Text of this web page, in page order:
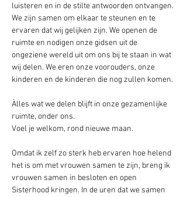
luisteren en in de stilte antwoorden ontvangen.
We zijn samen om elkaar te steunen en te
ervaren dat wij gelijken zijn. We openen de
ruimte en nodigen onze gidsen uit de
ongeziene wereld uit om ons bij te staan in wat
wij delen. We eren onze voorouders, onze
kinderen en de kinderen die nog zullen komen.
Àlles wat we delen blijft in onze gezamenlijke
ruimte, onder ons.
Voel je welkom, rond nieuwe maan.
Omdat ik zelf zo sterk heb ervaren hoe helend
het is om met vrouwen samen te zijn, breng ik
vrouwen samen in besloten en open
Sisterhood kringen. In de uren dat we samen